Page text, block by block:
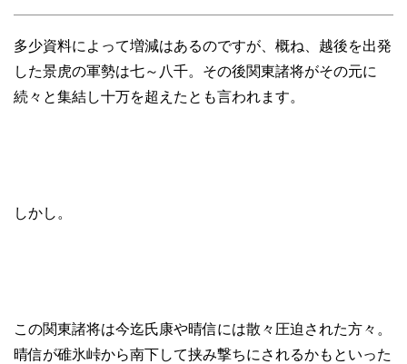
多少資料によって増減はあるのですが、概ね、越後を出発
した景虎の軍勢は七～八千。その後関東諸将がその元に
続々と集結し十万を超えたとも言われます。
しかし。
この関東諸将は今迄氏康や晴信には散々圧迫された方々。
晴信が碓氷峠から南下して挟み撃ちにされるかもといった